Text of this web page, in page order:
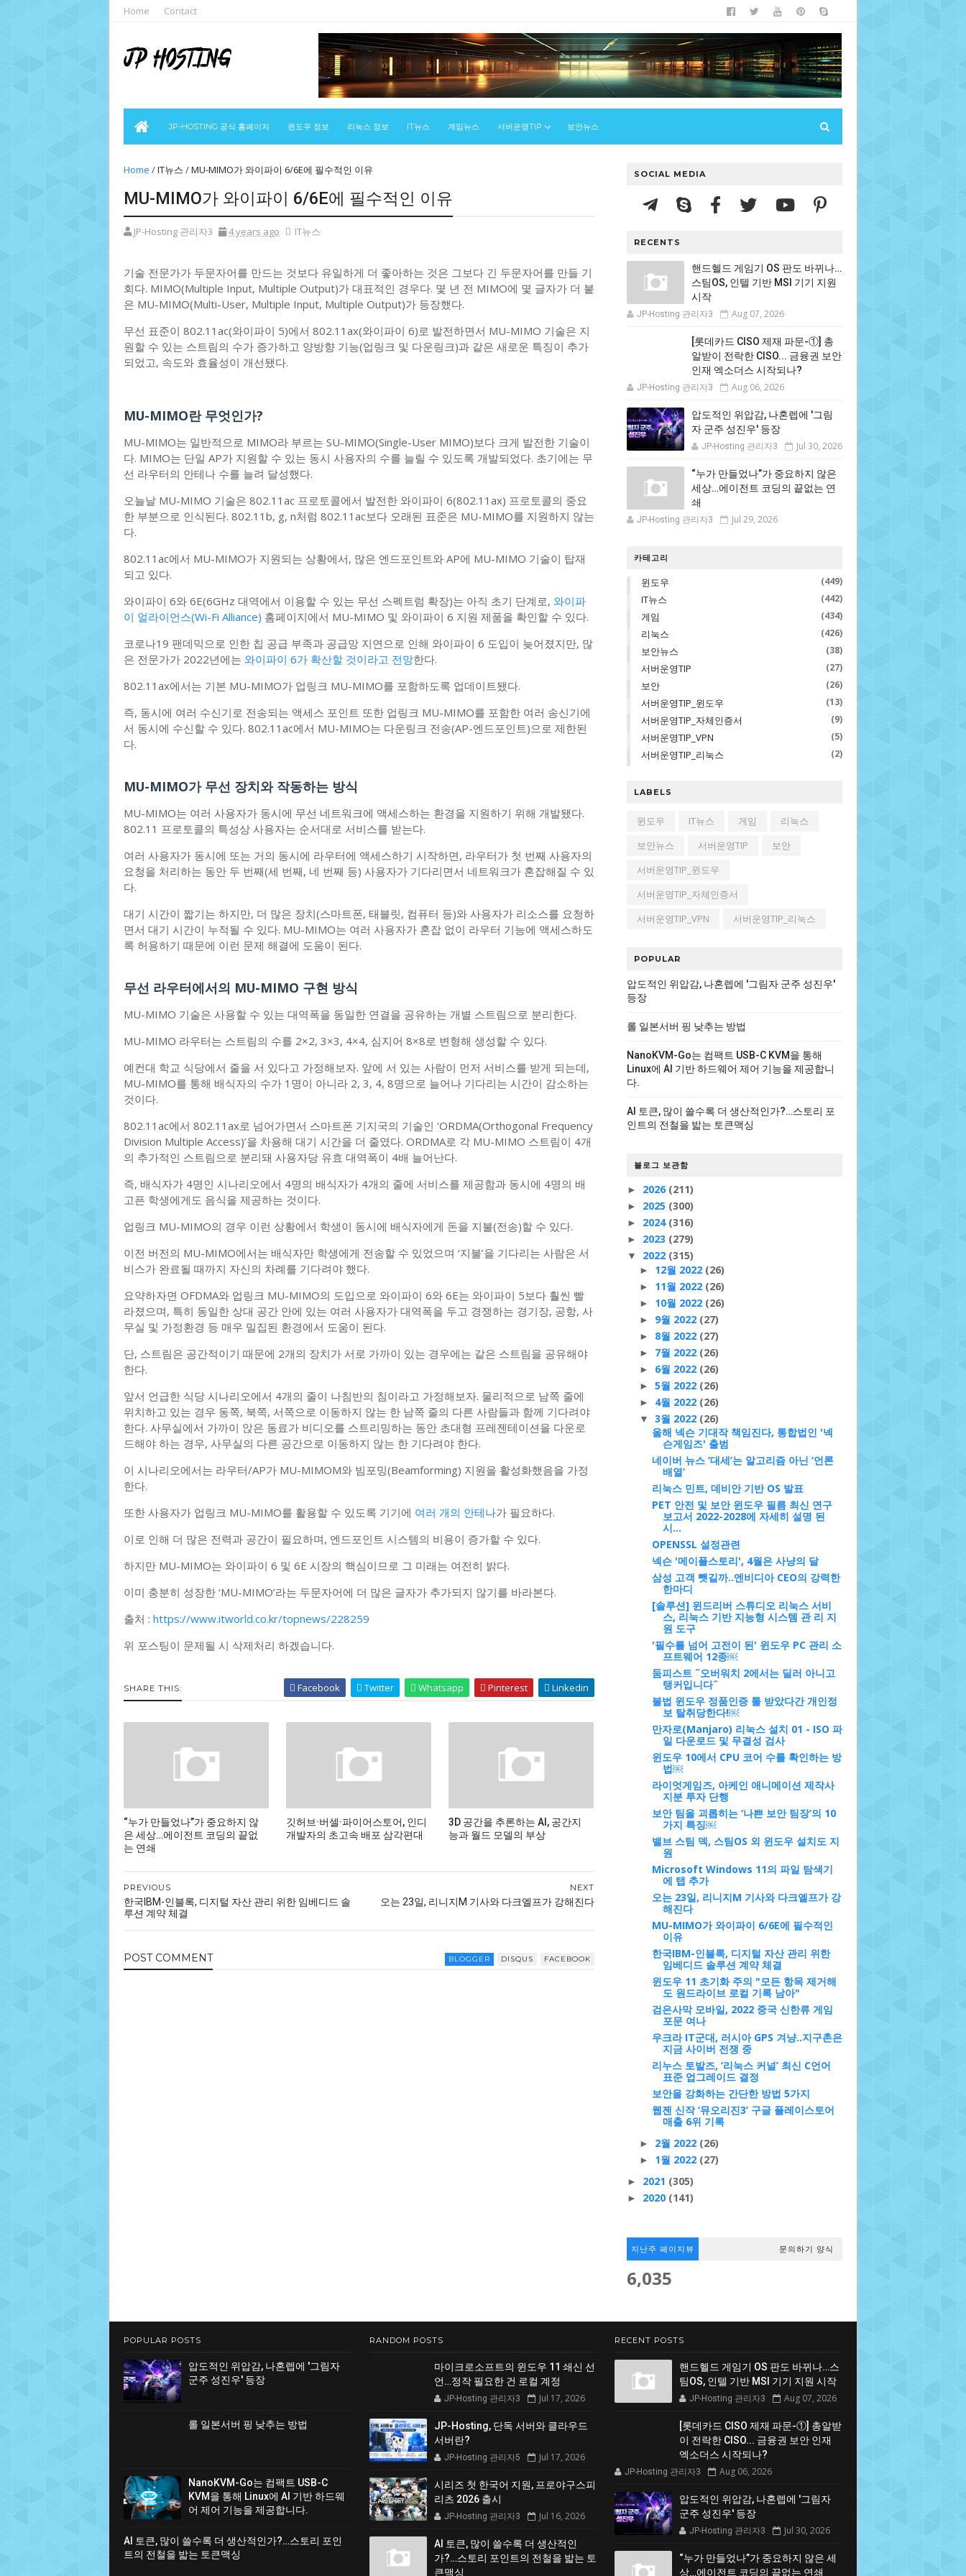
Home Contact
JP-HOSTING 공식 홈페이지 윈도우 정보 리눅스 정보 IT뉴스 게임뉴스 서버운영TIP 보안뉴스
Home /IT뉴스 /MU-MIMO가 와이파이 6/6E에 필수적인 이유
MU-MIMO가 와이파이 6/6E에 필수적인 이유
JP-Hosting 관리자3 4 years ago IT뉴스
기술 전문가가 두문자어를 만드는 것보다 유일하게 더 좋아하는 것은 그보다 긴 두문자어를 만들 기
회다. MIMO(Multiple Input, Multiple Output)가 대표적인 경우다. 몇 년 전 MIMO에 몇 글자가 더 붙
은 MU-MIMO(Multi-User, Multiple Input, Multiple Output)가 등장했다.
무선 표준이 802.11ac(와이파이 5)에서 802.11ax(와이파이 6)로 발전하면서 MU-MIMO 기술은 지
원할 수 있는 스트림의 수가 증가하고 양방향 기능(업링크 및 다운링크)과 같은 새로운 특징이 추가
되었고, 속도와 효율성이 개선됐다.
MU-MIMO란 무엇인가?
MU-MIMO는 일반적으로 MIMO라 부르는 SU-MIMO(Single-User MIMO)보다 크게 발전한 기술이
다. MIMO는 단일 AP가 지원할 수 있는 동시 사용자의 수를 늘릴 수 있도록 개발되었다. 초기에는 무
선 라우터의 안테나 수를 늘려 달성했다.
오늘날 MU-MIMO 기술은 802.11ac 프로토콜에서 발전한 와이파이 6(802.11ax) 프로토콜의 중요
한 부분으로 인식된다. 802.11b, g, n처럼 802.11ac보다 오래된 표준은 MU-MIMO를 지원하지 않는
다.
802.11ac에서 MU-MIMO가 지원되는 상황에서, 많은 엔드포인트와 AP에 MU-MIMO 기술이 탑재
되고 있다.
와이파이 6와 6E(6GHz 대역에서 이용할 수 있는 무선 스펙트럼 확장)는 아직 초기 단계로, 와이파
이 얼라이언스(Wi-Fi Alliance) 홈페이지에서 MU-MIMO 및 와이파이 6 지원 제품을 확인할 수 있다.
코로나19 팬데믹으로 인한 칩 공급 부족과 공급망 지연으로 인해 와이파이 6 도입이 늦어졌지만, 많
은 전문가가 2022년에는 와이파이 6가 확산할 것이라고 전망한다.
802.11ax에서는 기본 MU-MIMO가 업링크 MU-MIMO를 포함하도록 업데이트됐다.
즉, 동시에 여러 수신기로 전송되는 액세스 포인트 또한 업링크 MU-MIMO를 포함한 여러 송신기에
서 동시에 수신할 수 있다. 802.11ac에서 MU-MIMO는 다운링크 전송(AP-엔드포인트)으로 제한된
다.
MU-MIMO가 무선 장치와 작동하는 방식
MU-MIMO는 여러 사용자가 동시에 무선 네트워크에 액세스하는 환경을 지원하기 위해 개발됐다.
802.11 프로토콜의 특성상 사용자는 순서대로 서비스를 받는다.
여러 사용자가 동시에 또는 거의 동시에 라우터에 액세스하기 시작하면, 라우터가 첫 번째 사용자의
요청을 처리하는 동안 두 번째(세 번째, 네 번째 등) 사용자가 기다리면서 네트워크가 혼잡해질 수 있
다.
대기 시간이 짧기는 하지만, 더 많은 장치(스마트폰, 태블릿, 컴퓨터 등)와 사용자가 리소스를 요청하
면서 대기 시간이 누적될 수 있다. MU-MIMO는 여러 사용자가 혼잡 없이 라우터 기능에 액세스하도
록 허용하기 때문에 이런 문제 해결에 도움이 된다.
무선 라우터에서의 MU-MIMO 구현 방식
MU-MIMO 기술은 사용할 수 있는 대역폭을 동일한 연결을 공유하는 개별 스트림으로 분리한다.
MU-MIMO 라우터는 스트림의 수를 2×2, 3×3, 4×4, 심지어 8×8로 변형해 생성할 수 있다.
예컨대 학교 식당에서 줄을 서 있다고 가정해보자. 앞에 서 있는 사람이 먼저 서비스를 받게 되는데,
MU-MIMO를 통해 배식자의 수가 1명이 아니라 2, 3, 4, 8명으로 늘어나 기다리는 시간이 감소하는
것이다.
802.11ac에서 802.11ax로 넘어가면서 스마트폰 기지국의 기술인 ‘ORDMA(Orthogonal Frequency
Division Multiple Access)’을 차용해 대기 시간을 더 줄였다. ORDMA로 각 MU-MIMO 스트림이 4개
의 추가적인 스트림으로 분리돼 사용자당 유효 대역폭이 4배 늘어난다.
즉, 배식자가 4명인 시나리오에서 4명의 배식자가 4개의 줄에 서비스를 제공함과 동시에 4명의 배
고픈 학생에게도 음식을 제공하는 것이다.
업링크 MU-MIMO의 경우 이런 상황에서 학생이 동시에 배식자에게 돈을 지불(전송)할 수 있다.
이전 버전의 MU-MIMO에서는 배식자만 학생에게 전송할 수 있었으며 ‘지불’을 기다리는 사람은 서
비스가 완료될 때까지 자신의 차례를 기다려야 했다.
요약하자면 OFDMA와 업링크 MU-MIMO의 도입으로 와이파이 6와 6E는 와이파이 5보다 훨씬 빨
라졌으며, 특히 동일한 상대 공간 안에 있는 여러 사용자가 대역폭을 두고 경쟁하는 경기장, 공항, 사
무실 및 가정환경 등 매우 밀집된 환경에서 도움이 된다.
단, 스트림은 공간적이기 때문에 2개의 장치가 서로 가까이 있는 경우에는 같은 스트림을 공유해야
한다.
앞서 언급한 식당 시나리오에서 4개의 줄이 나침반의 침이라고 가정해보자. 물리적으로 남쪽 줄에
위치하고 있는 경우 동쪽, 북쪽, 서쪽으로 이동하지 않는 한 남쪽 줄의 다른 사람들과 함께 기다려야
한다. 사무실에서 가까이 앉은 동료가 비디오를 스트리밍하는 동안 초대형 프레젠테이션을 다운로
드해야 하는 경우, 사무실의 다른 공간으로 이동하지 않는 한 기다려야 한다.
이 시나리오에서는 라우터/AP가 MU-MIMOM와 빔포밍(Beamforming) 지원을 활성화했음을 가정
한다.
또한 사용자가 업링크 MU-MIMO를 활용할 수 있도록 기기에 여러 개의 안테나가 필요하다.
이로 인해 더 많은 전력과 공간이 필요하며, 엔드포인트 시스템의 비용이 증가할 수 있다.
하지만 MU-MIMO는 와이파이 6 및 6E 시장의 핵심이므로 그 미래는 여전히 밝다.
이미 충분히 성장한 ‘MU-MIMO’라는 두문자어에 더 많은 글자가 추가되지 않기를 바라본다.
출처 : https://www.itworld.co.kr/topnews/228259
위 포스팅이 문제될 시 삭제처리 하겠습니다.
SHARE THIS: Facebook Twitter Whatsapp Pinterest Linkedin
“누가 만들었나”가 중요하지 않
은 세상…에이전트 코딩의 끝없
는 연쇄
깃허브·버셀·파이어스토어, 인디
개발자의 초고속 배포 삼각편대
3D 공간을 추론하는 AI, 공간지
능과 월드 모델의 부상
NEXT
오는 23일, 리니지M 기사와 다크엘프가 강해진다
PREVIOUS
한국IBM-인블록, 디지털 자산 관리 위한 임베디드 솔
루션 계약 체결
POST COMMENT BLOGGER DISQUS FACEBOOK
SOCIAL MEDIA
RECENTS
핸드헬드 게임기 OS 판도 바뀌나…
스팀OS, 인텔 기반 MSI 기기 지원
시작
JP-Hosting 관리자3 Aug 07, 2026
[롯데카드 CISO 제재 파문-①] 총
알받이 전락한 CISO... 금융권 보안
인재 엑소더스 시작되나?
JP-Hosting 관리자3 Aug 06, 2026
압도적인 위압감, 나혼렙에 '그림
자 군주 성진우' 등장
JP-Hosting 관리자3 Jul 30, 2026
“누가 만들었나”가 중요하지 않은
세상…에이전트 코딩의 끝없는 연
쇄
JP-Hosting 관리자3 Jul 29, 2026
카테고리
윈도우 (449)
IT뉴스 (442)
게임 (434)
리눅스 (426)
보안뉴스 (38)
서버운영TIP (27)
보안 (26)
서버운영TIP_윈도우 (13)
서버운영TIP_자체인증서 (9)
서버운영TIP_VPN (5)
서버운영TIP_리눅스 (2)
LABELS
윈도우 IT뉴스 게임
리눅스
보안뉴스
서버운영TIP
보안
서버운영TIP_윈도우
서버운영TIP_자체인증서
서버운영TIP_VPN
서버운영TIP_리눅스
POPULAR
압도적인 위압감, 나혼렙에 '그림자 군주 성진우'
등장
롤 일본서버 핑 낮추는 방법
NanoKVM-Go는 컴팩트 USB-C KVM을 통해
Linux에 AI 기반 하드웨어 제어 기능을 제공합니
다.
AI 토큰, 많이 쓸수록 더 생산적인가?…스토리 포
인트의 전철을 밟는 토큰맥싱
블로그 보관함
► 2026 (211)
► 2025 (300)
► 2024 (316)
► 2023 (279)
▼ 2022 (315)
► 12월 2022 (26)
► 11월 2022 (26)
► 10월 2022 (26)
► 9월 2022 (27)
► 8월 2022 (27)
► 7월 2022 (26)
► 6월 2022 (26)
► 5월 2022 (26)
► 4월 2022 (26)
▼ 3월 2022 (26)
올해 넥슨 기대작 책임진다, 통합법인 '넥
슨게임즈' 출범
네이버 뉴스 ‘대세’는 알고리즘 아닌 ‘언론
배열’
리눅스 민트, 데비안 기반 OS 발표
PET 안전 및 보안 윈도우 필름 최신 연구
보고서 2022-2028에 자세히 설명 된
시...
OPENSSL 설정관련
넥슨 '메이플스토리', 4월은 사냥의 달
삼성 고객 뺏길까..엔비디아 CEO의 강력한
한마디
[솔루션] 윈드리버 스튜디오 리눅스 서비
스, 리눅스 기반 지능형 시스템 관 리 지
원 도구
'필수를 넘어 고전이 된' 윈도우 PC 관리 소
프트웨어 12종￼
둠피스트 ˝오버워치 2에서는 딜러 아니고
탱커입니다˝
불법 윈도우 정품인증 툴 받았다간 개인정
보 탈취당한다!￼
만자로(Manjaro) 리눅스 설치 01 - ISO 파
일 다운로드 및 무결성 검사
윈도우 10에서 CPU 코어 수를 확인하는 방
법￼
라이엇게임즈, 아케인 애니메이션 제작사
지분 투자 단행
보안 팀을 괴롭히는 ‘나쁜 보안 팀장’의 10
가지 특징￼
밸브 스팀 덱, 스팀OS 외 윈도우 설치도 지
원
Microsoft Windows 11의 파일 탐색기
에 탭 추가
오는 23일, 리니지M 기사와 다크엘프가 강
해진다
MU-MIMO가 와이파이 6/6E에 필수적인
이유
한국IBM-인블록, 디지털 자산 관리 위한
임베디드 솔루션 계약 체결
윈도우 11 초기화 주의 "모든 항목 제거해
도 원드라이브 로컬 기록 남아"
검은사막 모바일, 2022 중국 신한류 게임
포문 여나
우크라 IT군대, 러시아 GPS 겨냥..지구촌은
지금 사이버 전쟁 중
리누스 토발즈, ‘리눅스 커널’ 최신 C언어
표준 업그레이드 결정
보안을 강화하는 간단한 방법 5가지
웹젠 신작 ‘뮤오리진3’ 구글 플레이스토어
매출 6위 기록
► 2월 2022 (26)
► 1월 2022 (27)
► 2021 (305)
► 2020 (141)
지난주 페이지뷰 문의하기 양식
6,035
POPULAR POSTS
압도적인 위압감, 나혼렙에 '그림자
군주 성진우' 등장
롤 일본서버 핑 낮추는 방법
NanoKVM-Go는 컴팩트 USB-C
KVM을 통해 Linux에 AI 기반 하드웨
어 제어 기능을 제공합니다.
AI 토큰, 많이 쓸수록 더 생산적인가?…스토리 포인
트의 전철을 밟는 토큰맥싱
RANDOM POSTS
마이크로소프트의 윈도우 11 쇄신 선
언…정작 필요한 건 로컬 계정
JP-Hosting 관리자3 Jul 17, 2026
JP-Hosting, 단독 서버와 클라우드
서버란?
JP-Hosting 관리자5 Jul 17, 2026
시리즈 첫 한국어 지원, 프로야구스피
리츠 2026 출시
JP-Hosting 관리자3 Jul 16, 2026
AI 토큰, 많이 쓸수록 더 생산적인
가?…스토리 포인트의 전철을 밟는 토
큰맥싱
RECENT POSTS
핸드헬드 게임기 OS 판도 바뀌나…스
팀OS, 인텔 기반 MSI 기기 지원 시작
JP-Hosting 관리자3 Aug 07, 2026
[롯데카드 CISO 제재 파문-①] 총알받
이 전락한 CISO... 금융권 보안 인재
엑소더스 시작되나?
JP-Hosting 관리자3 Aug 06, 2026
압도적인 위압감, 나혼렙에 '그림자
군주 성진우' 등장
JP-Hosting 관리자3 Jul 30, 2026
“누가 만들었나”가 중요하지 않은 세
상…에이전트 코딩의 끝없는 연쇄